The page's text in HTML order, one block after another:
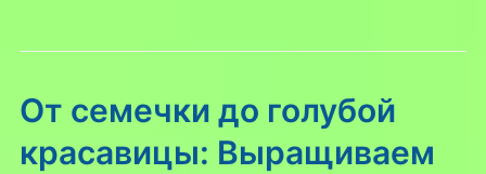
От семечки до голубой
красавицы: Выращиваем